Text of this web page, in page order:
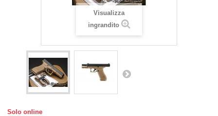
Visualizza
ingrandito
Solo online